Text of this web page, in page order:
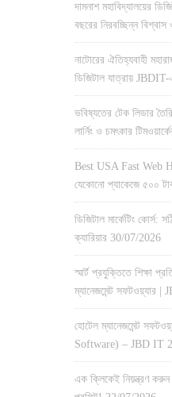
দামনাশ মহাবিদ্যালয়ের
বছরের নিরবচ্ছিন্ন
নাটোরের ঐতিহ্যবাহী
ডিজিটাল যাত্রায়
ভবিষ্যতের টেক লিডার
লার্নিং ও চমৎকার
Best USA Fast Web
যেকোনো প্যাকেজে ৫০০
ডিজিটাল মার্কেটিং কোর্স:
ক্যারিয়ার 30/07/2026
স্মার্ট প্রযুক্তিতে শিক্ষা
ম্যানেজমেন্ট সফটওয়্যার |
হোটেল ম্যানেজমেন্ট
Software) – JBD IT
এক ক্লিকেই নিয়ন্ত্রণ